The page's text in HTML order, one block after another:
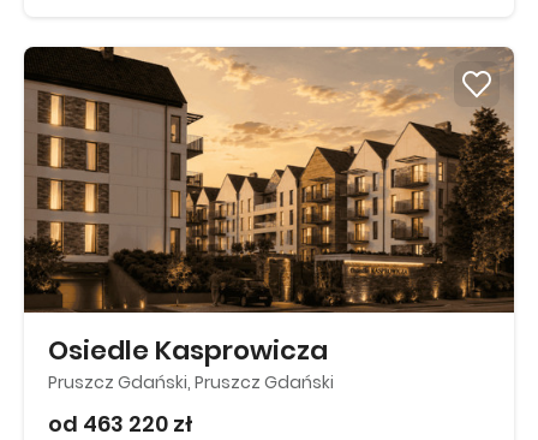
Osiedle Kasprowicza
Pruszcz Gdański, Pruszcz Gdański
od 463 220 zł